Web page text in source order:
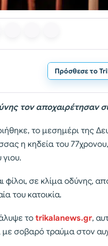
Πρόσθεσε το
τον αποχαιρέτησαν
το μεσημέρι της
η κηδεία του
γιου.
φίλοι, σε κλίμα οδύνης,
του κατοικία.
τοtrikalanews.gr,
με σοβαρό τραύμα στον